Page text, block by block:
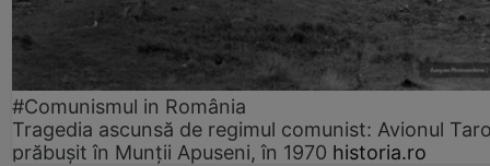
#Comunismul in România
Tragedia ascunsă de regimul comunist: Avionul
prăbușit în Munții Apuseni, în 1970 historia.ro